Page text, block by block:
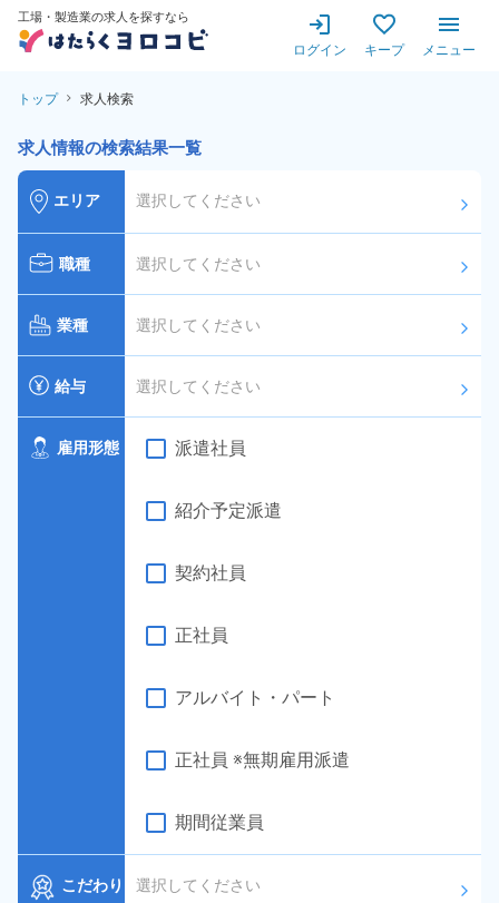
工場・製造業の求人を探すなら
ログイン キープ メニュー
トップ 求人検索
求人情報の検索結果一覧
エリア 選択してください arrow_forward_ios
職種 選択してください arrow_forward_ios
業種 選択してください arrow_forward_ios
給与 選択してください arrow_forward_ios
雇用形態 派遣社員
紹介予定派遣
契約社員
正社員
アルバイト・パート
正社員 ※無期雇用派遣
期間従業員
こだわり 選択してください arrow_forward_ios